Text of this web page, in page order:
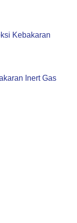
Kebakaran
Inert Gas